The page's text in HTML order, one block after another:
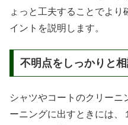
ょっと工夫することでよ
イントを説明します。
不明点をしっかりと
シャツやコートのクリーニ
ーニングに出すときには、